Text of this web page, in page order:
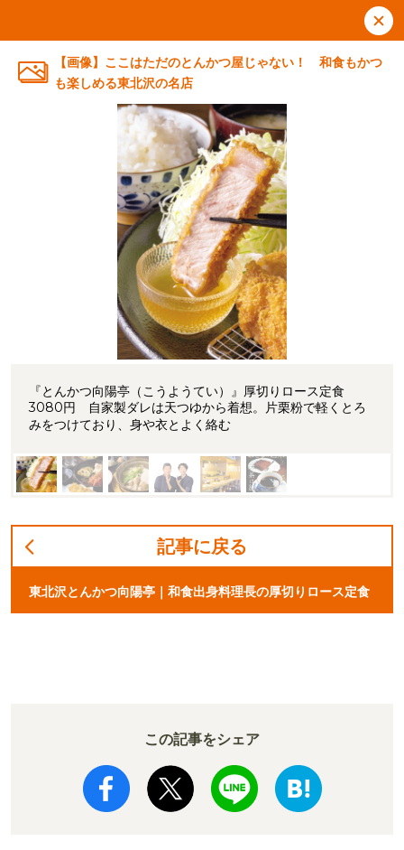
【画像】ここはただのとんかつ屋じゃない！ 和食もかつ
も楽しめる東北沢の名店
『とんかつ向陽亭（こうようてい）』厚切りロース定食
3080円 自家製ダレは天つゆから着想。片栗粉で軽くとろ
みをつけており、身や衣とよく絡む
記事に戻る
東北沢とんかつ向陽亭｜和食出身料理長の厚切りロース定食
この記事をシェア